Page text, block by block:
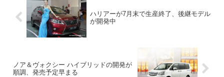
ハリアーが7月末で生産終了、後継モデル
が開発中
ノア＆ヴォクシー ハイブリッドの開発が
順調、発売予定早まる